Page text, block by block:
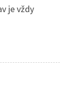
je vždy